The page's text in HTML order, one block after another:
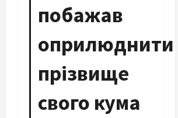
побажав
оприлюднити
прізвище
свого кума